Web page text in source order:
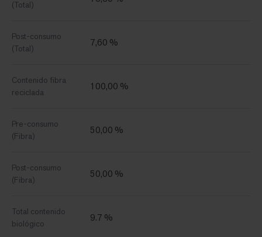
(Total)
Post-consumo
(Total)
7,60 %
Contenido fibra
reciclada
100,00 %
Pre-consumo
(Fibra)
50,00 %
Post-consumo
(Fibra)
50,00 %
Total contenido
biológico
9.7 %